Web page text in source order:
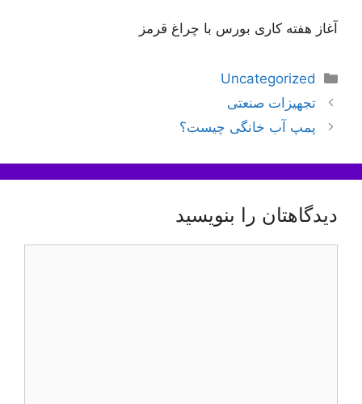
آغاز هفته کاری بورس با چراغ قرمز
دسته‌ها
Uncategorized
ناوبری
نوشته‌ها
تجهیزات صنعتی
پمپ آب خانگی چیست؟
دیدگاهتان را بنویسید